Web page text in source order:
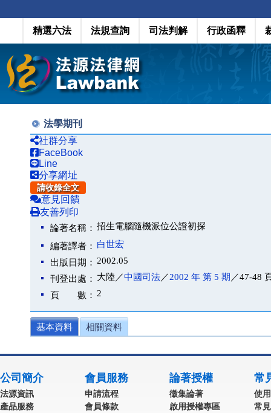
精選六法 法規查詢 司法判解 行政函釋
法學期刊
社群分享
FaceBook
Line
分享網址
請收錄全文
意見回饋
友善列印
論著名稱： 招生電腦隨機派位公證初探
編著譯者： 白世宏
出版日期： 2002.05
刊登出處： 大陸／中國司法／2002 年 第 5 期 ／47-48
頁 數： 2
基本資料 相關資料
公司簡介
法源資訊
產品服務
會員服務
申請流程
會員條款
論著授權
徵集論著
啟用授權專區
常
使
常